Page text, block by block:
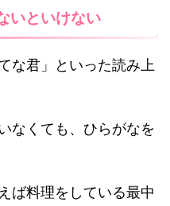
いといけない
な君」といった読み上
なくても、ひらがなを
ば料理をしている最中